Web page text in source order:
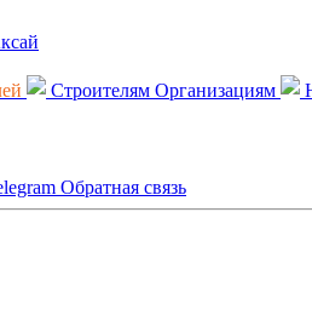
Строителям Организациям
Обратная связь